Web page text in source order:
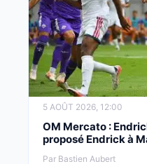
5 AOÛT 2026, 12:00
OM Mercato :
proposé Endrick à
Par Bastien Aubert